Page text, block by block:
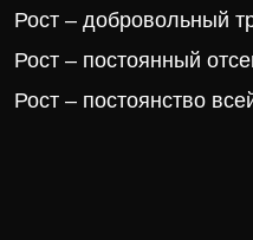
Рост – добровольный
Рост – постоянный
Рост – постоянство